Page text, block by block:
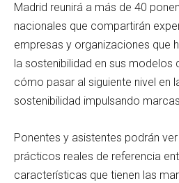
Madrid reunirá a más de 40
nacionales que compartirán
empresas y organizaciones que
la sostenibilidad en sus modelos
cómo pasar al siguiente nivel en
sostenibilidad impulsando
Ponentes y asistentes podrán
prácticos reales de referencia
características que tienen las